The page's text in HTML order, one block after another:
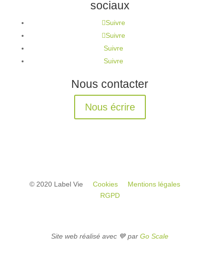
sociaux
Suivre
Suivre
Suivre
Suivre
Nous contacter
Nous écrire
© 2020 Label VieCookies
Mentions légales
RGPD
Site web réalisé avec 💙 parGo Scale